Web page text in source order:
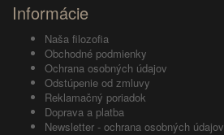
Informácie
Naša filozofia
Obchodné podmienky
Ochrana osobných údajov
Odstúpenie od zmluvy
Reklamačný poriadok
Doprava a platba
Newsletter - ochrana osobných údajov